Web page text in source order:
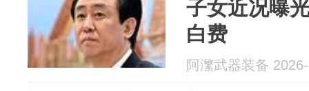
子女近况曝
白费
阿瀿武器装备